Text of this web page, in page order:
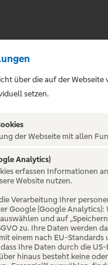
über die auf der
setzen.
der Webseite mit allen
Analytics)
erfassen Informationen
Website nutzen.
Verarbeitung Ihrer
Google (Google Analytics):
und auf
zu. Ihre Daten werden
einem nach EU-
Ihre Daten durch die
hinaus besteht keine